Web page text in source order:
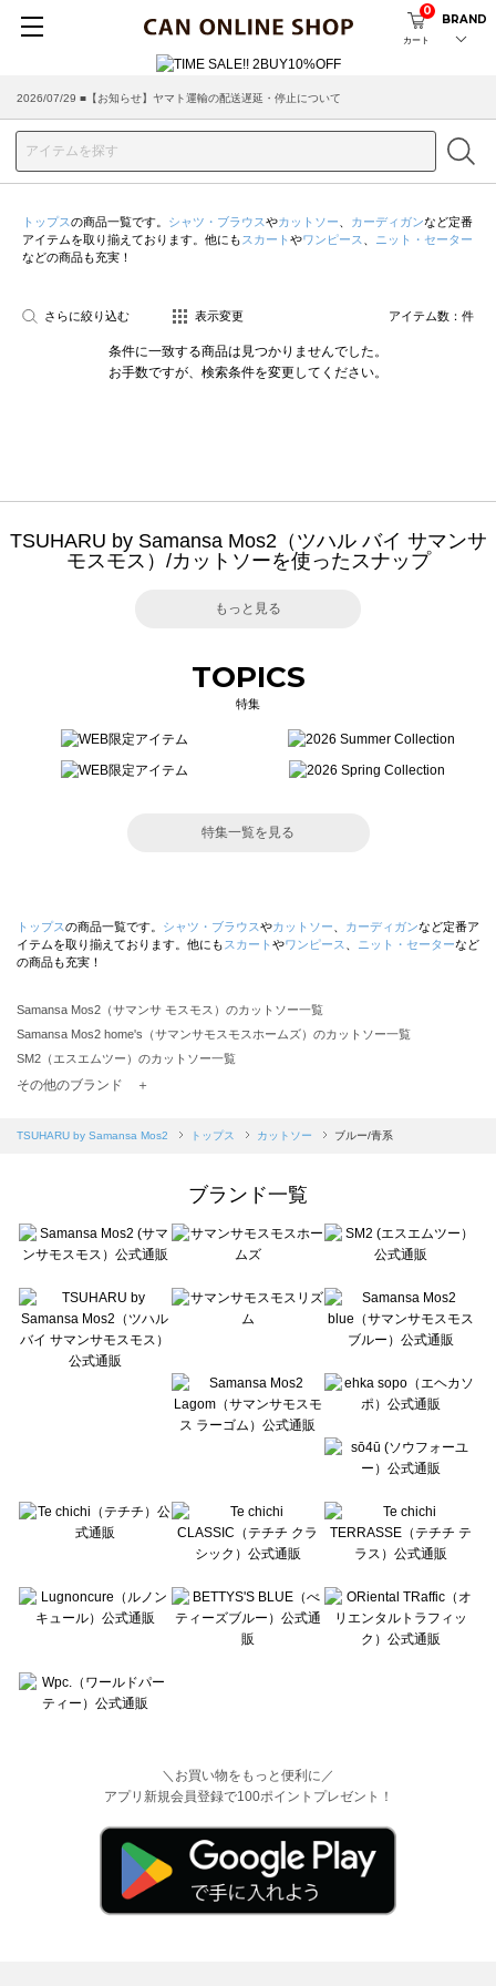
カート
0
BRAND
2026/07/29 ■【お知らせ】ヤマト運輸の配送遅延・停止について
2026/03/18 ■店舗受け取りサービスのご案内
トップスの商品一覧です。 シャツ・ブラウスやカットソー カーディガンなど定番
アイテムを取り揃えております。他にも スカート やワンピース
ニット・セーター
などの商品も充実！
さらに絞り込む 表示変更 アイテム数： 件
条件に一致する商品は見つかりませんでした。
お手数ですが、検索条件を変更してください。
TSUHARU by Samansa Mos2（ツハル バイ サマンサ
モスモス）/カットソーを使ったスナップ
もっと見る
TOPICS
特集
特集一覧を見る
トップスの商品一覧です。 シャツ・ブラウスやカットソー カーディガンなど定番ア
イテムを取り揃えております。他にも スカート やワンピース ニット・セーターなど
の商品も充実！
Samansa Mos2（サマンサ モスモス）のカットソー一覧
Samansa Mos2 home's（サマンサモスモスホームズ）のカットソー一覧
SM2（エスエムツー）のカットソー一覧
TSUHARU by Samansa Mos2（ツハルバイサマンサモスモス）のカットソー一覧
Samansa Mos2 blue（サマンサモスモス ブルー）のカットソー一覧
sō4ū（ソウフォーユー）のカットソー一覧
Te chichi（テチチ）のカットソー一覧
Te chichi CLASSIC（テチチ クラシック）のカットソー一覧
Lugnoncure（ルノンキュール）のカットソー一覧
BETTY'S BLUE（べティーズブルー）のカットソー一覧
Wpc.（ワールドパーティー）のカットソー一覧
その他のブランド ＋
TSUHARU by Samansa Mos2 トップス カットソー ブルー/青系
ブランド一覧
＼お買い物をもっと便利に／
アプリ新規会員登録で100ポイントプレゼント！